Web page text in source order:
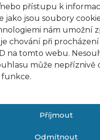
přístupu k
jako jsou soubory
nám umožní
chování při
na tomto webu.
může nepříznivě
funkce.
Příjmout
Odmítnout